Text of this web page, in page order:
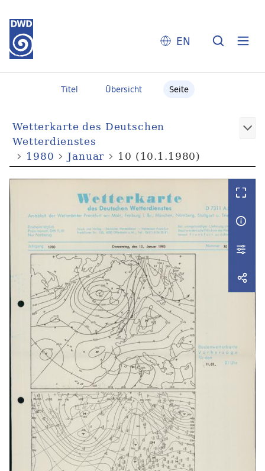
EN
Titel Übersicht Seite
Wetterkarte des Deutschen
Wetterdienstes
1980
Januar 10 (10.1.1980)